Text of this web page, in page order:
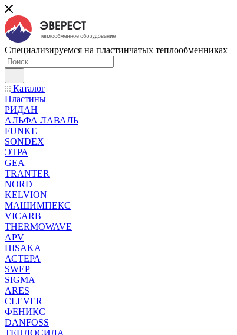
Специализируемся на пластинчатых теплообменниках
Каталог
Пластины
РИДАН
АЛЬФА ЛАВАЛЬ
FUNKE
SONDEX
ЭТРА
GEA
TRANTER
NORD
KELVION
МАШИМПЕКС
VICARB
THERMOWAVE
APV
HISAKA
АСТЕРА
SWEP
SIGMA
ARES
CLEVER
ФЕНИКС
DANFOSS
ТЕПЛОСИЛА